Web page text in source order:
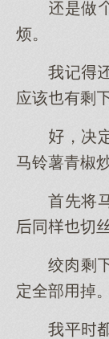
是做
烦。
我记
应该有剩
，决
马铃薯青椒
首先将
同切丝
绞剩
定全部掉。
我平